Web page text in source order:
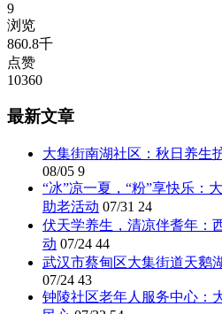
9
浏览
860.8千
点赞
10360
最新文章
大集街南湖社区：秋日养生
08/05 9
“冰”凉一夏，“粉”享快乐：
助老活动 07/31 24
伏天学养生，清凉伴耆年：
动 07/24 44
武汉市蔡甸区大集街道天鹅
07/24 43
钟陵社区老年人服务中心：